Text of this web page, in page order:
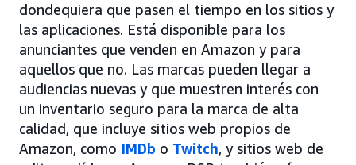
dondequiera que pasen el tiempo en los sitios y
las aplicaciones. Está disponible para los
anunciantes que venden en Amazon y para
aquellos que no. Las marcas pueden llegar a
audiencias nuevas y que muestren interés con
un inventario seguro para la marca de alta
calidad, que incluye sitios web propios de
Amazon, como IMDb o Twitch, y sitios web de